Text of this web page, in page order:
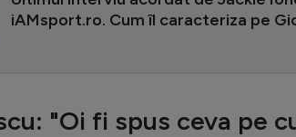
iAMsport.ro. Cum îl caracteriza pe
"Oi fi spus ceva pe